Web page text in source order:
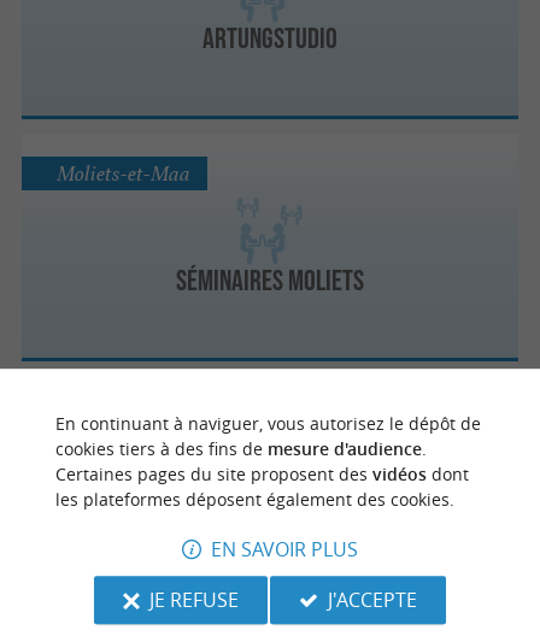
Artungstudio
Séminaires Moliets
Moliets-et-Maa
Aire-sur-l'Adour
En continuant à naviguer, vous autorisez le dépôt de
cookies tiers à des fins de mesure d'audience.
Certaines pages du site proposent des vidéosdont
les plateformes déposent également des cookies.
EN SAVOIR PLUS
JE REFUSE
J'ACCEPTE